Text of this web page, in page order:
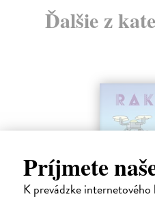
Príjmete
K prevádzke
Ďalšie z